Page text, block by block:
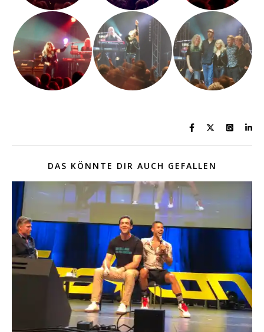
DAS KÖNNTE DIR AUCH GEFALLEN